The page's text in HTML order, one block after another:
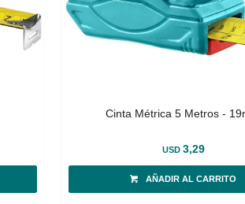
Cinta Métrica 5 Metros -
USD 3,29